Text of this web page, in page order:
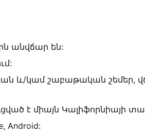
անվճար են:
և/կամ շաբաթական շեմեր,
է միայն Կալիֆորնիայի
Android: